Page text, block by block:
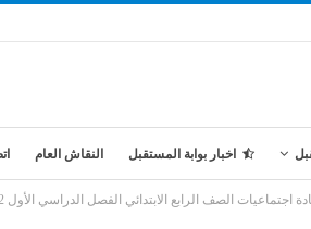
اخبار بوابة المستقبل النقاش العام
الصف الرابع الابتدائي الفصل الدراسي الأول 1442 هـ